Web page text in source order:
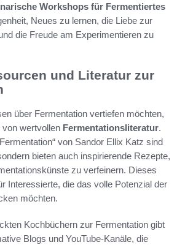
Workshops für Fermentiertes
Neues zu lernen, die Liebe zur
die Freude am Experimentieren zu
und Literatur zur
über Fermentation vertiefen möchten,
von wertvollen Fermentationsliteratur.
von Sandor Ellix Katz sind
bieten auch inspirierende Rezepte,
zu verfeinern. Dieses
Interessierte, die das volle Potenzial der
möchten.
Kochbüchern zur Fermentation gibt
Blogs und YouTube-Kanäle, die